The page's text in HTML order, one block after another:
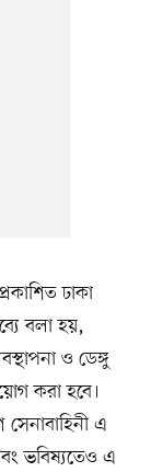
ঢাকা
বলা হয়,
ও ডেঙ্গু
করা হবে।
এ
ভবিষ্যতেও এ